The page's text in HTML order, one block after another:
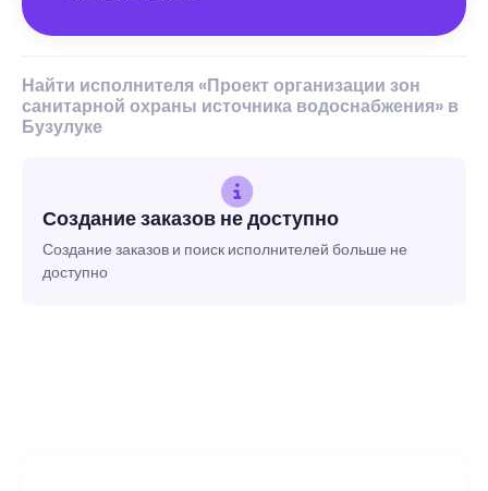
Найти исполнителя «Проект организации зон
санитарной охраны источника водоснабжения» в
Бузулуке
Создание заказов не доступно
Создание заказов и поиск исполнителей больше не
доступно